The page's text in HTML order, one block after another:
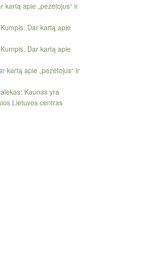
kartą apie „pezėtojus“ ir
Dar kartą apie
Dar kartą apie
kartą apie „pezėtojus“ ir
Kaunas yra
Lietuvos centras